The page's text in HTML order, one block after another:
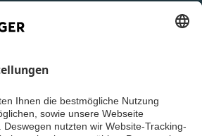
rund um unsere Produkte nicht